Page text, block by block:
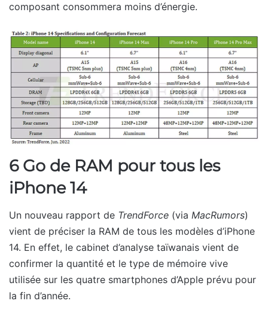
composant consommera moins d’énergie.
6 Go de RAM pour tous les
iPhone 14
Un nouveau rapport de TrendForce (via MacRumors)
vient de préciser la RAM de tous les modèles d’iPhone
14. En effet, le cabinet d’analyse taïwanais vient de
confirmer la quantité et le type de mémoire vive
utilisée sur les quatre smartphones d’Apple prévu pour
la fin d’année.